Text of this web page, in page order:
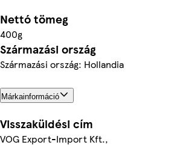
Nettó tömeg
400g
Származási ország
Származási ország: Hollandia
Márkainformáció
Visszaküldési cím
VOG Export-Import Kft.,